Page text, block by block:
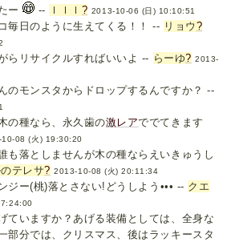
ー -- ｌｌｌ ? 2013-10-06 (日) 10:10:51
毎日のように生えてくる！！ -- リョウ ?
らリサイクルすればいいよ -- らーゆ? 2013-
のモンスタからドロップするんですか？ --
の種なら、永久歯の激レアででてきます
10-08 (火) 19:30:20
も落としませんが木の種ならえいきゅうし
テレサ? 2013-10-08 (火) 20:11:34
ジー(桃)落とさない!どうしよう••• -- クエ
ていますか？あげる装備としては、全身な
部分では、クリスマス、後はラッキースタ